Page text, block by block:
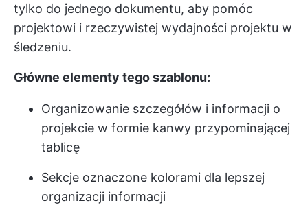
tylko do jednego dokumentu, aby pomóc
projektowi i rzeczywistej wydajności projektu w
śledzeniu.
Główne elementy tego szablonu:
Organizowanie szczegółów i informacji o
projekcie w formie kanwy przypominającej
tablicę
Sekcje oznaczone kolorami dla lepszej
organizacji informacji